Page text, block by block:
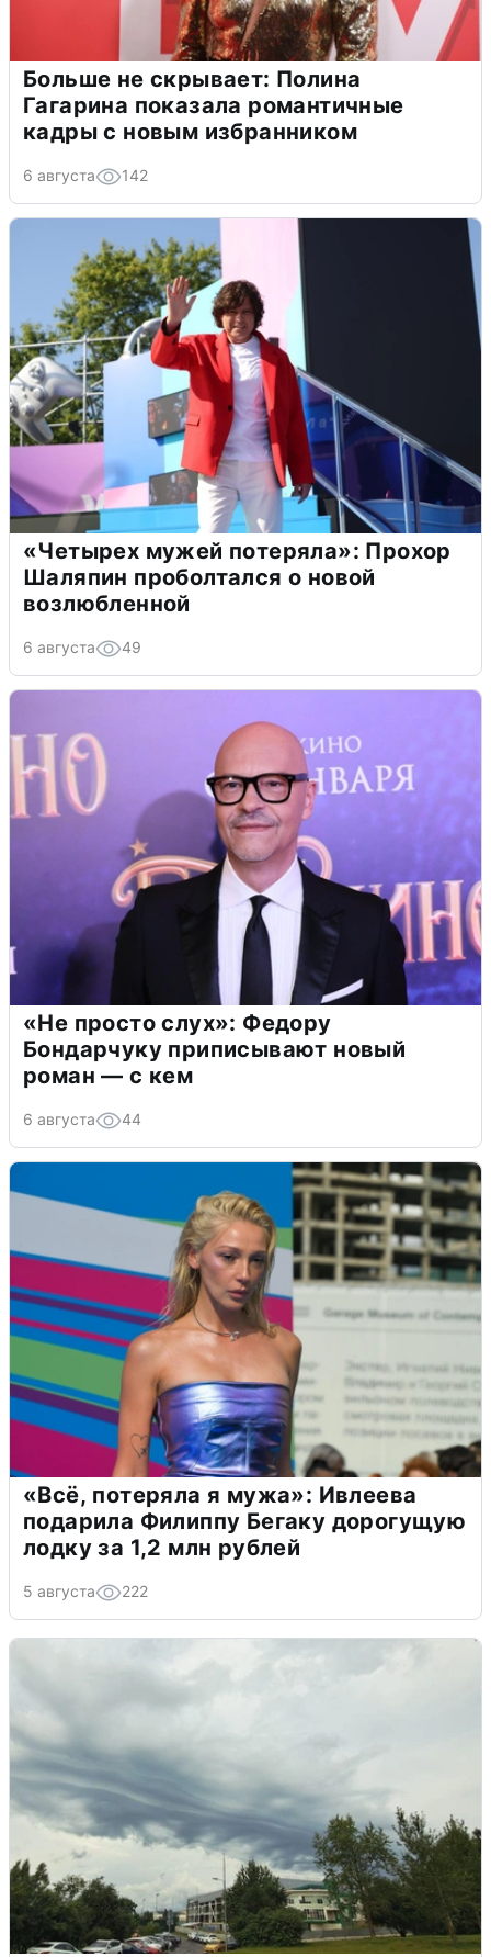
Больше не скрывает: Полина
Гагарина показала романтичные
кадры с новым избранником
6 августа 142
«Четырех мужей потеряла»: Прохор
Шаляпин проболтался о новой
возлюбленной
6 августа 49
«Не просто слух»: Федору
Бондарчуку приписывают новый
роман — с кем
6 августа 44
«Всё, потеряла я мужа»: Ивлеева
подарила Филиппу Бегаку дорогущую
лодку за 1,2 млн рублей
5 августа 222